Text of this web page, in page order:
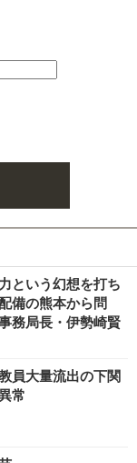
という幻想を打ち
備の熊本から問
務局長・伊勢崎賢
員大量流出の下関
常